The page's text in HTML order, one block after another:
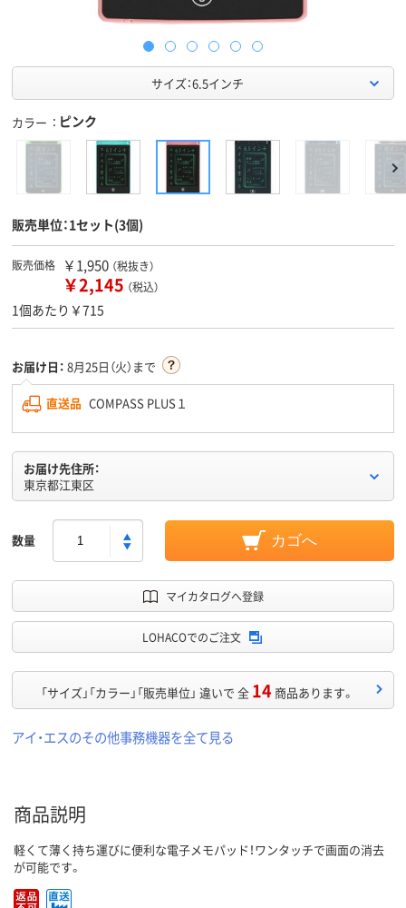
サイズ：6.5インチ
カラー ピンク
販売単位：1セット(3個)
販売価格 ￥1,950 （税抜き）
￥2,145 （税込）
1個あたり￥715
お届け日： 8月25日（火）まで
直送品 COMPASS PLUS１
お届け先住所：
東京都江東区
数量 カゴへ
マイカタログへ登録
LOHACOでのご注文
「サイズ」「カラー」「販売単位」 違いで 全 14 商品あります。
アイ・エスのその他事務機器を全て見る
商品説明
軽くて薄く持ち運びに便利な電子メモパッド！ワンタッチで画面の消去
が可能です。